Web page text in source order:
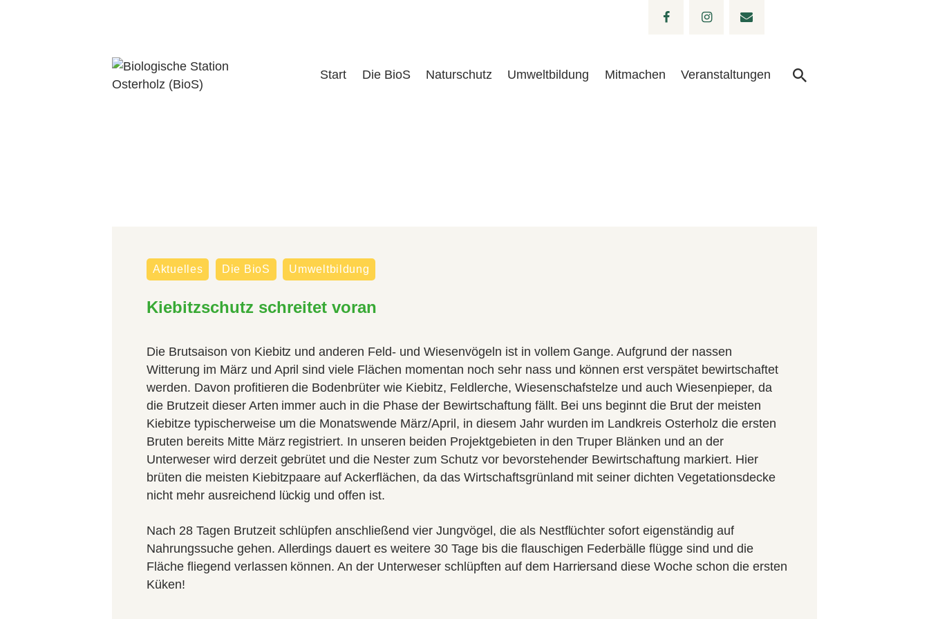
Start Die BioS Naturschutz Umweltbildung Mitmachen Veranstaltungen
Aktuelles Die BioS Umweltbildung
Kiebitzschutz schreitet voran
Die Brutsaison von Kiebitz und anderen Feld- und Wiesenvögeln ist in vollem Gange. Aufgrund der nassen
Witterung im März und April sind viele Flächen momentan noch sehr nass und können erst verspätet bewirtschaftet
werden. Davon profitieren die Bodenbrüter wie Kiebitz, Feldlerche, Wiesenschafstelze und auch Wiesenpieper, da
die Brutzeit dieser Arten immer auch in die Phase der Bewirtschaftung fällt. Bei uns beginnt die Brut der meisten
Kiebitze typischerweise um die Monatswende März/April, in diesem Jahr wurden im Landkreis Osterholz die ersten
Bruten bereits Mitte März registriert. In unseren beiden Projektgebieten in den Truper Blänken und an der
Unterweser wird derzeit gebrütet und die Nester zum Schutz vor bevorstehender Bewirtschaftung markiert. Hier
brüten die meisten Kiebitzpaare auf Ackerflächen, da das Wirtschaftsgrünland mit seiner dichten Vegetationsdecke
nicht mehr ausreichend lückig und offen ist.
Nach 28 Tagen Brutzeit schlüpfen anschließend vier Jungvögel, die als Nestflüchter sofort eigenständig auf
Nahrungssuche gehen. Allerdings dauert es weitere 30 Tage bis die flauschigen Federbälle flügge sind und die
Fläche fliegend verlassen können. An der Unterweser schlüpften auf dem Harriersand diese Woche schon die ersten
Küken!